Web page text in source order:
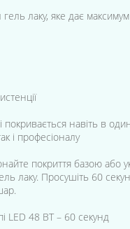
лаку, яке дає
покривається навіть в
і професіоналу
покриття базою
лаку. Просушіть 60
LED 48 ВТ – 60 секунд